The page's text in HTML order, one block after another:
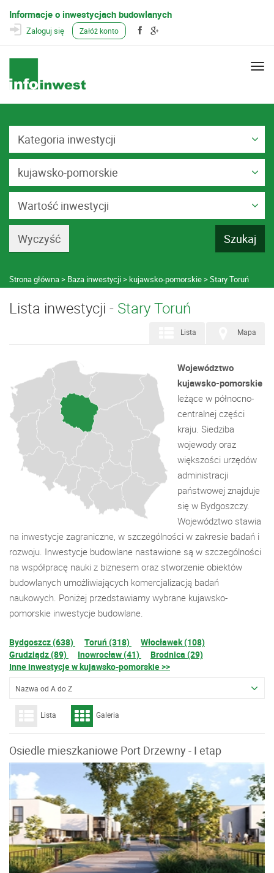
Informacje o inwestycjach budowlanych
Zaloguj się Załóż konto
Kategoria inwestycji
kujawsko-pomorskie
Wartość inwestycji
Strona główna Baza inwestycji kujawsko-pomorskie Stary Toruń
Lista inwestycji - Stary Toruń
Mapa
Lista
Województwo
kujawsko-pomorskie
leżące w północno-
centralnej części
kraju. Siedziba
wojewody oraz
większości urzędów
administracji
państwowej znajduje
się w Bydgoszczy.
Województwo stawia
na inwestycje zagraniczne, w szczególności w zakresie badań i
rozwoju. Inwestycje budowlane nastawione są w szczególności
na współpracę nauki z biznesem oraz stworzenie obiektów
budowlanych umożliwiających komercjalizacją badań
naukowych. Poniżej przedstawiamy wybrane kujawsko-
pomorskie inwestycje budowlane.
Bydgoszcz (638) Toruń (318)
Włocławek (108)
Grudziądz (89)
Inowrocław (41)
Brodnica (29)
Inne inwestycje w kujawsko-pomorskie >>
Nazwa od A do Z
Lista Galeria
Osiedle mieszkaniowe Port Drzewny - I etap